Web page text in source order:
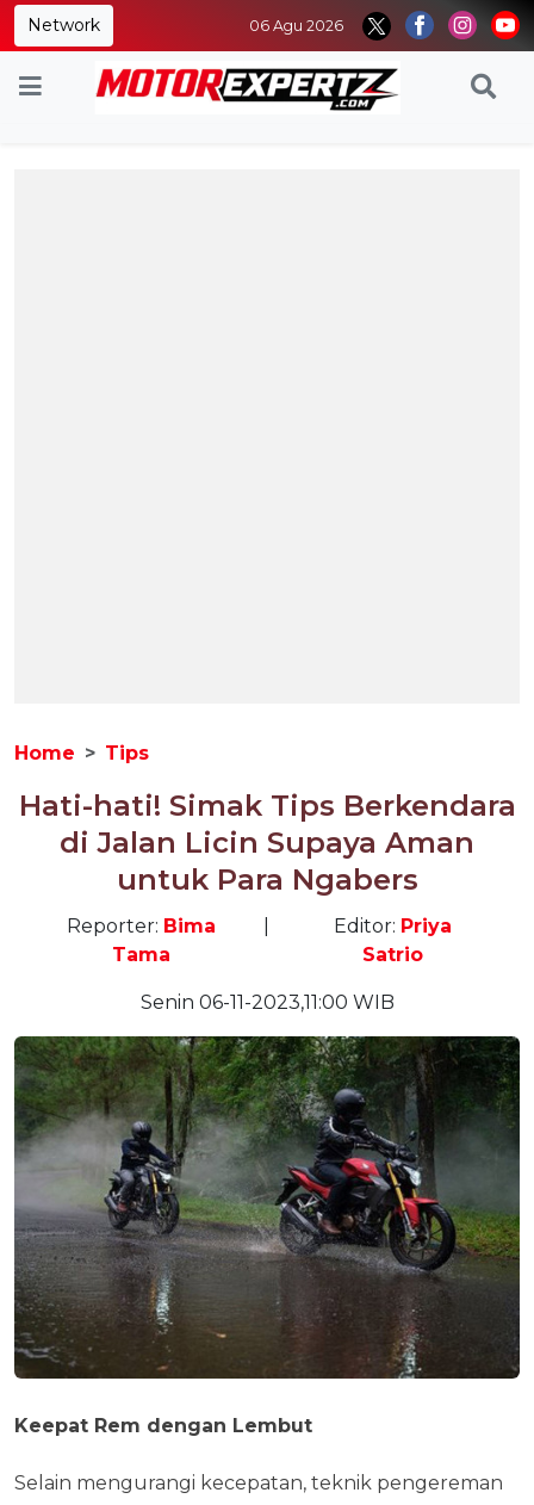
Network 06 Agu 2026
Home Tips
Hati-hati! Simak Tips Berkendara
di Jalan Licin Supaya Aman
untuk Para Ngabers
Reporter: Bima
Tama
Editor: Priya
Satrio
Senin 06-11-2023,11:00 WIB
Keepat Rem dengan Lembut
Selain mengurangi kecepatan, teknik pengereman